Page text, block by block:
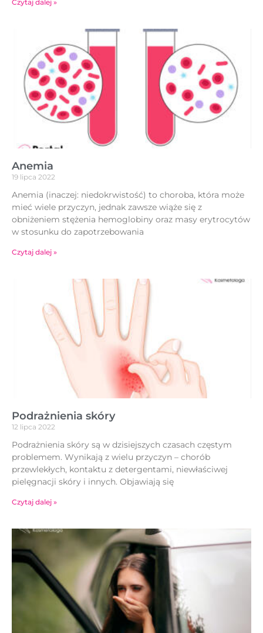
Czytaj dalej »
Anemia
19 lipca 2022
Anemia (inaczej: niedokrwistość) to choroba, która może
mieć wiele przyczyn, jednak zawsze wiąże się z
obniżeniem stężenia hemoglobiny oraz masy erytrocytów
w stosunku do zapotrzebowania
Czytaj dalej »
Podrażnienia skóry
12 lipca 2022
Podrażnienia skóry są w dzisiejszych czasach częstym
problemem. Wynikają z wielu przyczyn – chorób
przewlekłych, kontaktu z detergentami, niewłaściwej
pielęgnacji skóry i innych. Objawiają się
Czytaj dalej »